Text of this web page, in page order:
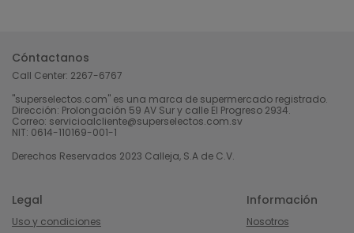
Cóntactanos
Call Center: 2267-6767
"superselectos.com" es una marca de supermercado registrado.
Dirección: Prolongación 59 AV Sur y calle El Progreso 2934.
Correo: servicioalcliente@superselectos.com.sv
NIT: 0614-110169-001-1
Derechos Reservados 2023 Calleja, S.A de C.V.
Legal
Uso y condiciones
Información
Nosotros